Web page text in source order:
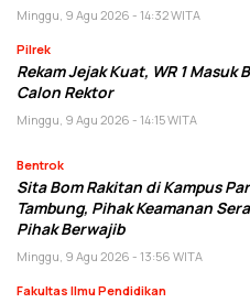
Minggu, 9 Agu 2026 - 14:32 WITA
Pilrek
Rekam Jejak Kuat, WR 1 Masuk
Calon Rektor
Minggu, 9 Agu 2026 - 14:15 WITA
Bentrok
Sita Bom Rakitan di Kampus
Tambung, Pihak Keamanan
Pihak Berwajib
Minggu, 9 Agu 2026 - 13:56 WITA
Fakultas Ilmu Pendidikan